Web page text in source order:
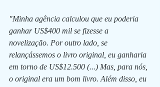
"Minha agência calculou que eu poderia
ganhar US$400 mil se fizesse a
novelização. Por outro lado, se
relançássemos o livro original, eu ganharia
em torno de US$12.500 (...) Mas, para nós,
o original era um bom livro. Além disso, eu